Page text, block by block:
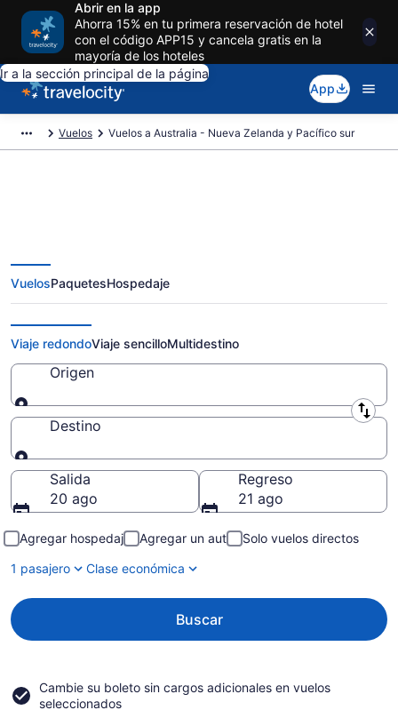
Abrir en la app
Ahorra 15% en tu primera reservación de hotel
con el código APP15 y cancela gratis en la
mayoría de los hoteles
Ir a la sección principal de la página
App
Vuelos Vuelos a Australia - Nueva Zelanda y Pacífico sur
Vuelos Baratos a Australia -
Nueva Zelanda y Pacífico sur
Desde $407
VuelosPaquetesHospedaje
Viaje redondoViaje sencilloMultidestino
Origen
Origen
Destino
Destino
Salida
20 ago
Regreso
21 ago
Agregar hospedaje Agregar un auto
Solo vuelos directos
1 pasajero
Clase económica
Buscar
Cambie su boleto sin cargos adicionales en vuelos
seleccionados